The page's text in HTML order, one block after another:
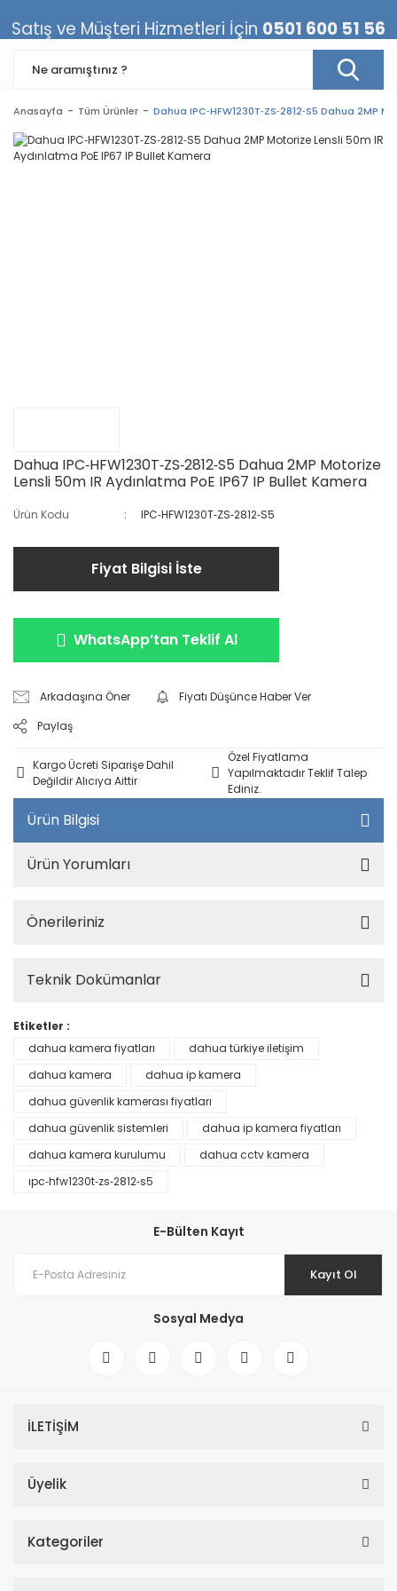
Anasayfa Tüm Ürünler Dahua IPC‐HFW1230T‐ZS‐2812‐S5 Dahua 2MP
Dahua IPC‐HFW1230T‐ZS‐2812‐S5 Dahua 2MP Motorize
Lensli 50m IR Aydınlatma PoE IP67 IP Bullet Kamera
Ürün Kodu IPC‐HFW1230T‐ZS‐2812‐S5
Fiyat Bilgisi İste
WhatsApp’tan Teklif Al
Arkadaşına Öner
Fiyatı Düşünce Haber Ver
Paylaş
Kargo Ücreti Siparişe Dahil
Değildir Alıcıya Aittir
Özel Fiyatlama
Yapılmaktadır Teklif Talep
Ediniz.
Ürün Bilgisi
Ürün Yorumları
Önerileriniz
Teknik Dokümanlar
Etiketler :
dahua kamera fiyatları
dahua türkiye iletişim
dahua kamera
dahua ip kamera
dahua güvenlik kamerası fiyatları
dahua güvenlik sistemleri
dahua ip kamera fiyatları
dahua kamera kurulumu
dahua cctv kamera
ıpc‐hfw1230t‐zs‐2812‐s5
E-Bülten Kayıt
Kayıt Ol
Sosyal Medya
İLETİŞİM
Üyelik
Kategoriler
Satış ve Müşteri Hizmetleri İçin 0501 600 51 56